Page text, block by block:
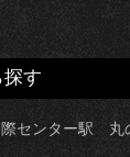
す
際センター駅 丸